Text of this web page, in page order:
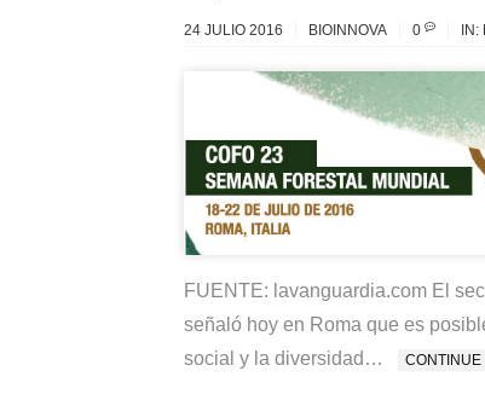
24 JULIO 2016 BIOINNOVA 0 IN:
FUENTE: lavanguardia.com El
señaló hoy en Roma que es
social y la diversidad…
CONTINUE